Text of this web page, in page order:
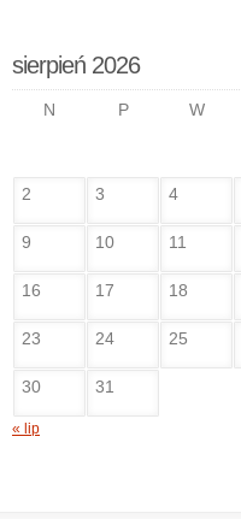
sierpień 2026
N P W
2 3 4
9 10 11
16 17 18
23 24 25
30 31
« lip